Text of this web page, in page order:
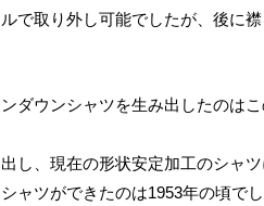
で取り外し可能でしたが、後に
ダウンシャツを生み出したのはこ
し、現在の形状安定加工のシャ
ャツができたのは1953年の頃でし